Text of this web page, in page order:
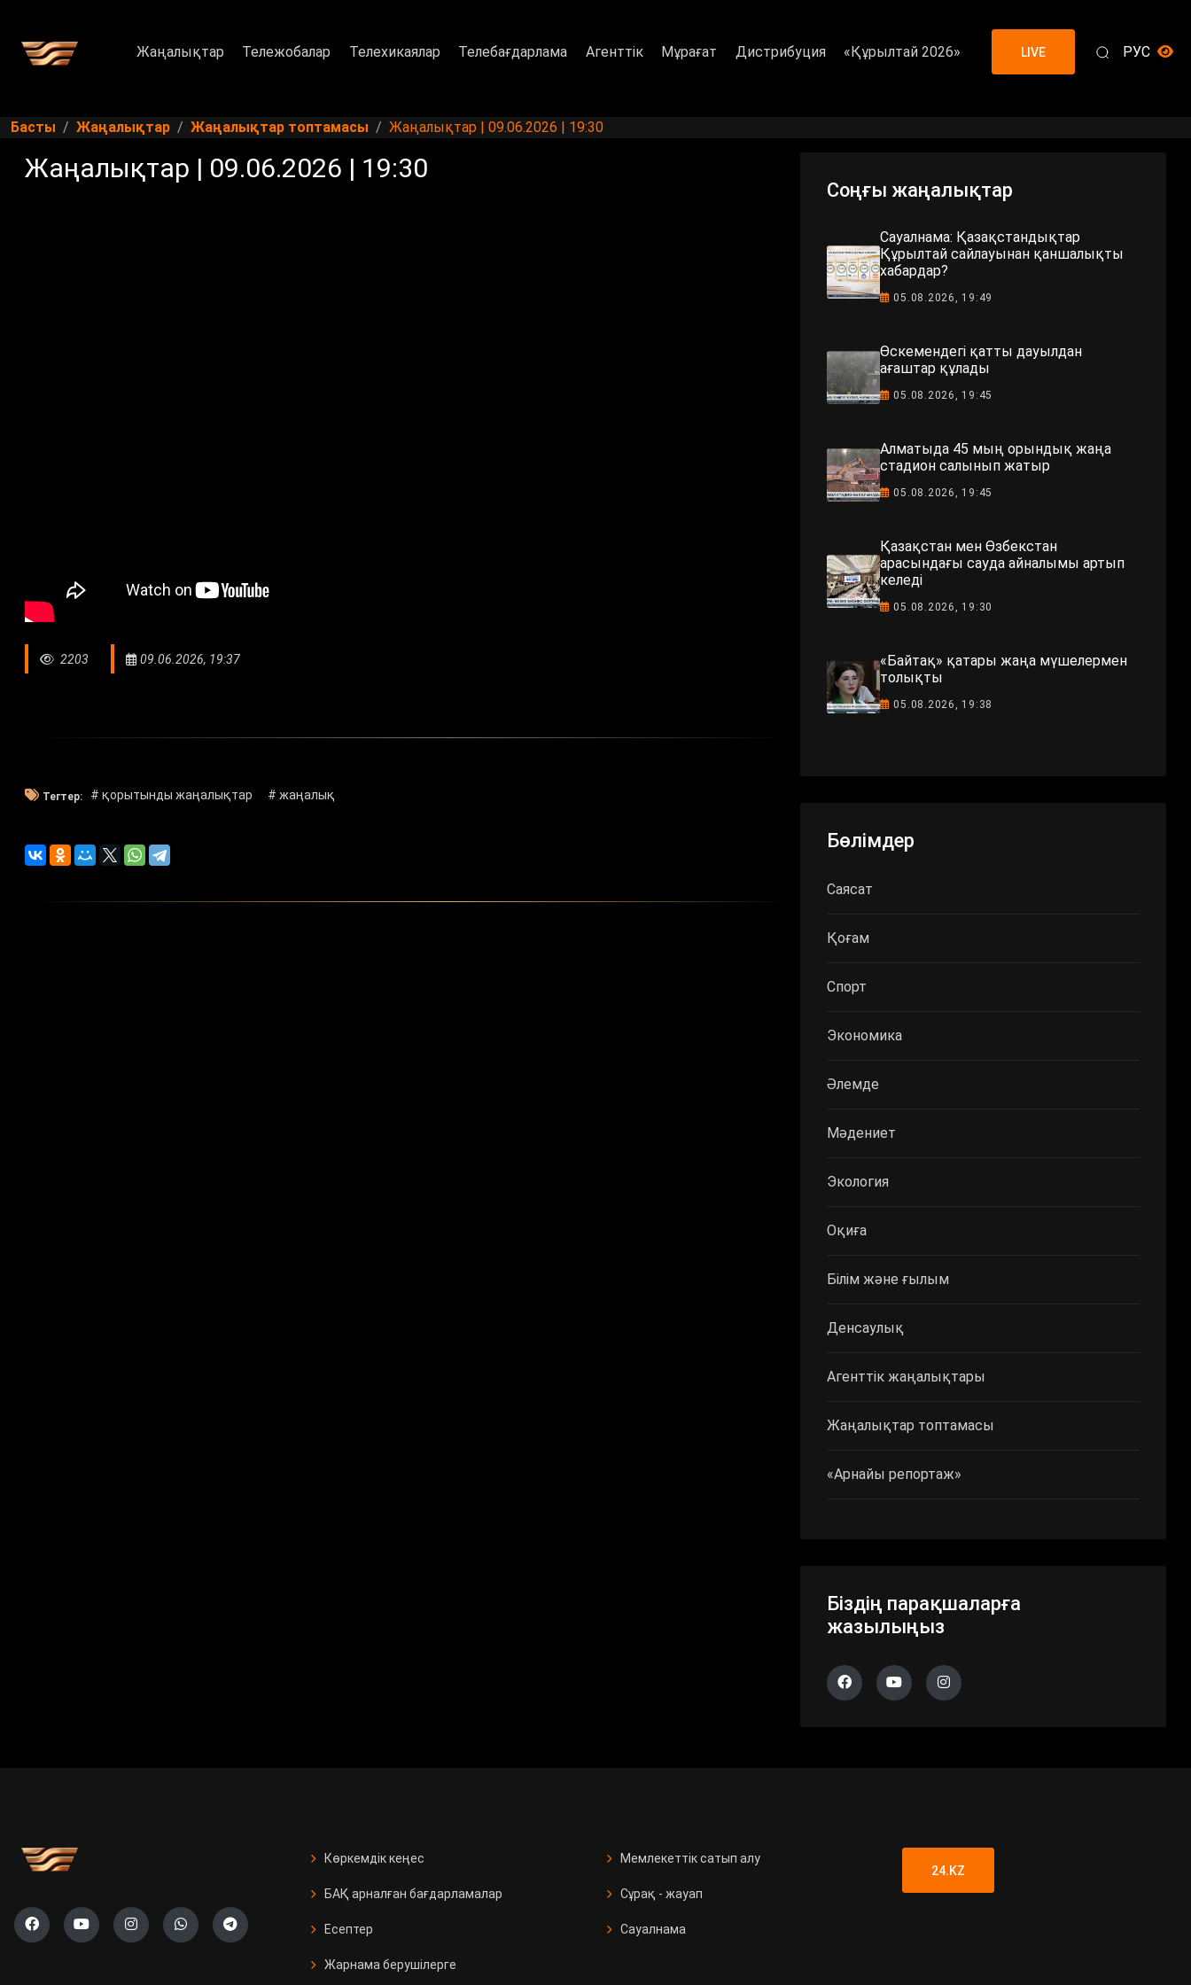
Жаңалықтар Тележобалар Телехикаялар Телебағдарлама Агенттік Мұрағат Дистрибуция «Құрылтай 2026» LIVE РУС
Басты Жаңалықтар Жаңалықтар топтамасы Жаңалықтар | 09.06.2026 | 19:30
Жаңалықтар | 09.06.2026 | 19:30
2203 09.06.2026, 19:37
Тегтер: # қорытынды жаңалықтар # жаңалық
Соңғы жаңалықтар
Сауалнама: Қазақстандықтар
Құрылтай сайлауынан қаншалықты
хабардар?
05.08.2026, 19:49
Өскемендегі қатты дауылдан
ағаштар құлады
05.08.2026, 19:45
Алматыда 45 мың орындық жаңа
стадион салынып жатыр
05.08.2026, 19:45
Қазақстан мен Өзбекстан
арасындағы сауда айналымы артып
келеді
05.08.2026, 19:30
«Байтақ» қатары жаңа мүшелермен
толықты
05.08.2026, 19:38
Бөлімдер
Саясат
Қоғам
Спорт
Экономика
Әлемде
Мәдениет
Экология
Оқиға
Білім және ғылым
Денсаулық
Агенттік жаңалықтары
Жаңалықтар топтамасы
«Арнайы репортаж»
Біздің парақшаларға
жазылыңыз
Көркемдік кеңес
БАҚ арналған бағдарламалар
Есептер
Жарнама берушілерге
Мемлекеттік сатып алу
Сұрақ - жауап
Сауалнама
24.KZ